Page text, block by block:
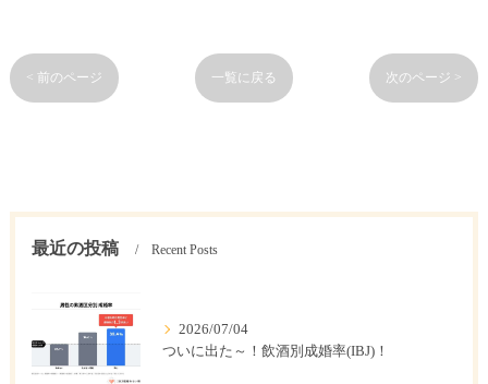
< 前のページ 一覧に戻る 次のページ >
最近の投稿 Recent Posts
2026/07/04
ついに出た～！飲酒別成婚率(IBJ)！